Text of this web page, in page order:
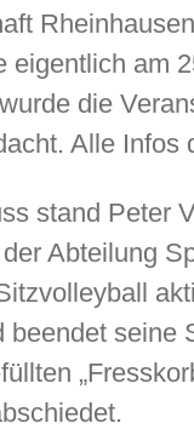
eigentlich am
die
Alle
stand Peter
Abteilung
beendet seine